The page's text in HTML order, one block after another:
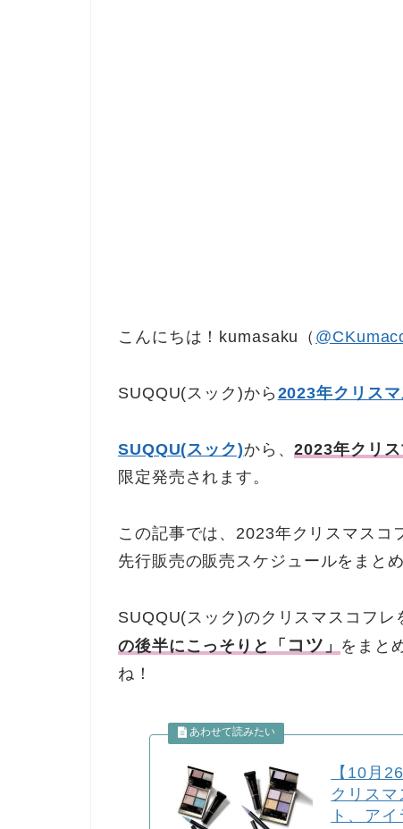
こんにちは！kumasaku（
SUQQU(スック)から 2023年クリス
SUQQU(スック)から、2023年クリス
限定発売されます。
この記事では、2023年クリスマスコ
先行販売の販売スケジュールをまと
SUQQU(スック)のクリスマスコフ
の後半にこっそりと「 コツ 」 をまと
ね！
【10月
クリス
ト、ア